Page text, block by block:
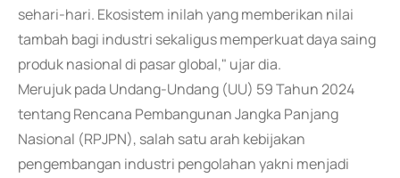
sehari-hari. Ekosistem inilah yang memberikan nilai
tambah bagi industri sekaligus memperkuat daya saing
produk nasional di pasar global," ujar dia.
Merujuk pada Undang-Undang (UU) 59 Tahun 2024
tentang Rencana Pembangunan Jangka Panjang
Nasional (RPJPN), salah satu arah kebijakan
pengembangan industri pengolahan yakni menjadi